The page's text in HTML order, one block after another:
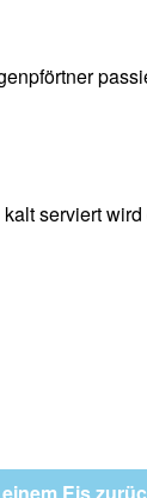
serviert